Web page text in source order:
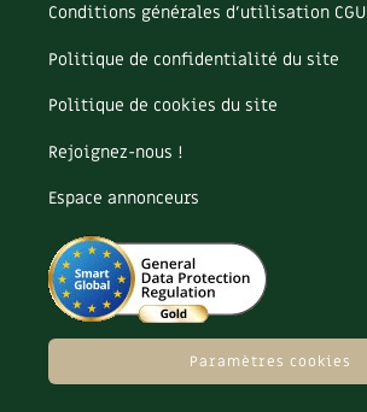
Conditions générales d’utilisation CGU
Politique de confidentialité du site
Politique de cookies du site
Rejoignez-nous !
Espace annonceurs
Paramètres cookies